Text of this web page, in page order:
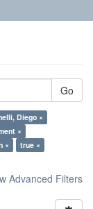
Go
Diego ×
×
×
true ×
Advanced Filters